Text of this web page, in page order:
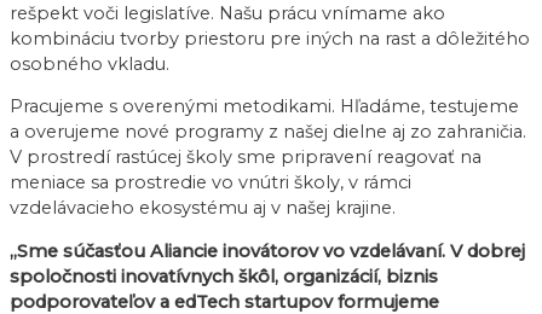
rešpekt voči legislatíve. Našu prácu vnímame ako
kombináciu tvorby priestoru pre iných na rast a dôležitého
osobného vkladu.
Pracujeme s overenými metodikami. Hľadáme, testujeme
a overujeme nové programy z našej dielne aj zo zahraničia.
V prostredí rastúcej školy sme pripravení reagovať na
meniace sa prostredie vo vnútri školy, v rámci
vzdelávacieho ekosystému aj v našej krajine.
„Sme súčasťou Aliancie inovátorov vo vzdelávaní. V dobrej
spoločnosti inovatívnych škôl, organizácií, biznis
podporovateľov a edTech startupov formujeme